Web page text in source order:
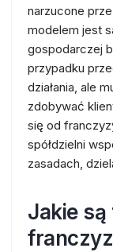
narzucone
modelem jest
gospodarczej
przypadku
działania, ale
zdobywać
się od
spółdzielni
zasadach,
Jakie